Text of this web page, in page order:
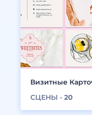
Визитные
СЦЕНЫ - 20